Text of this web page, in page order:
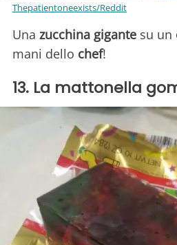
Thepatientoneexists/Reddit
Una zucchina gigante su un
mani dello chef!
13. La mattonella